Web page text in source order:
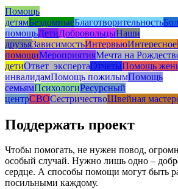
Помощь
детямБездомныеБлаготворительность
помощьДетиДобровольцыНаши
друзьяЗависимостьИнтервьюИнтересное
помощиМероприятияМечта на
детиОтвет_экспертаОтчетыПомощь
инвалидамПомощь пожилымПомощь
семьямПсихологиРесурсный
центрСВОСестричествоШвейная
Поддержать проект
Чтобы помогать, не нужен повод,
особый случай. Нужно лишь одно –
сердце. А способы помощи могут быть
посильными каждому.